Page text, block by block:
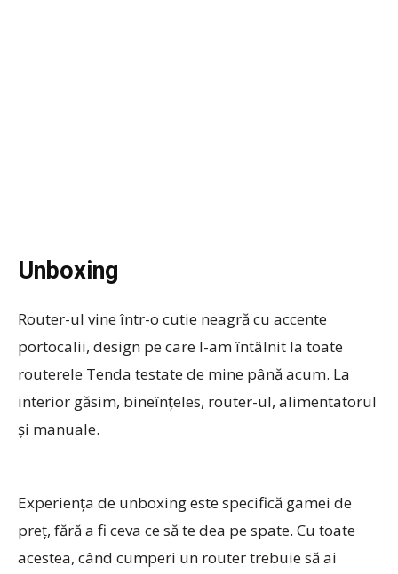
Unboxing
Router-ul vine într-o cutie neagră cu accente
portocalii, design pe care l-am întâlnit la toate
routerele Tenda testate de mine până acum. La
interior găsim, bineînțeles, router-ul, alimentatorul
și manuale.
Experiența de unboxing este specifică gamei de
preț, fără a fi ceva ce să te dea pe spate. Cu toate
acestea, când cumperi un router trebuie să ai